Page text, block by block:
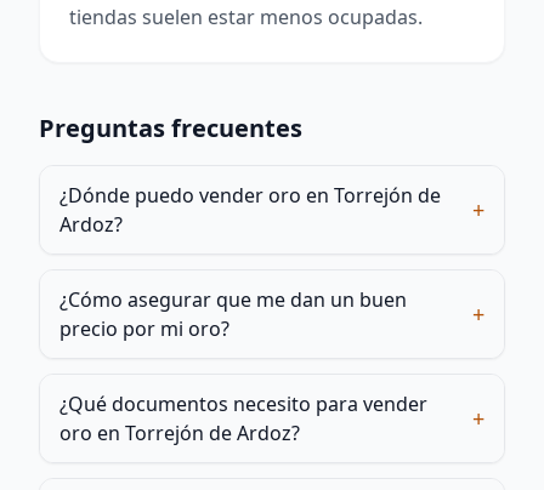
tiendas suelen estar menos ocupadas.
Preguntas frecuentes
¿Dónde puedo vender oro en Torrejón de
Ardoz?
+
¿Cómo asegurar que me dan un buen
precio por mi oro?
+
¿Qué documentos necesito para vender
oro en Torrejón de Ardoz?
+